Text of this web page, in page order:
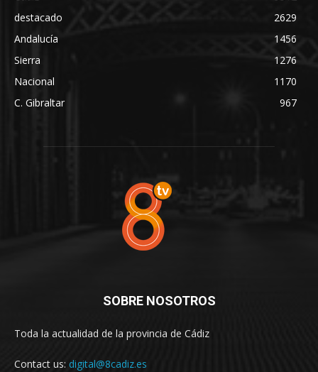
destacado
2629
Andalucía
1456
Sierra
1276
Nacional
1170
C. Gibraltar
967
SOBRE NOSOTROS
Toda la actualidad de la provincia de Cádiz
Contact us: digital@8cadiz.es